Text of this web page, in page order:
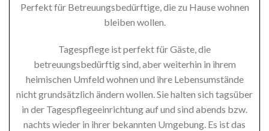
Perfekt für Betreuungsbedürftige, die zu Hause wohnen
bleiben wollen.
Tagespflege ist perfekt für Gäste, die
betreuungsbedürftig sind, aber weiterhin in ihrem
heimischen Umfeld wohnen und ihre Lebensumstände
nicht grundsätzlich ändern wollen. Sie halten sich tagsüber
in der Tagespflegeeinrichtung auf und sind abends bzw.
nachts wieder in ihrer bekannten Umgebung. Es ist das